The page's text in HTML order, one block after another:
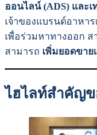
ออนไลน์ (ADS) และ
เจ้าของแบรนด์อาหา
เพื่อร่วมหาทางออก
สามารถ เพิ่มยอดขาย
ไฮไลท์สำคัญข